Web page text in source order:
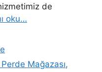
de
oku…
Mağazası,